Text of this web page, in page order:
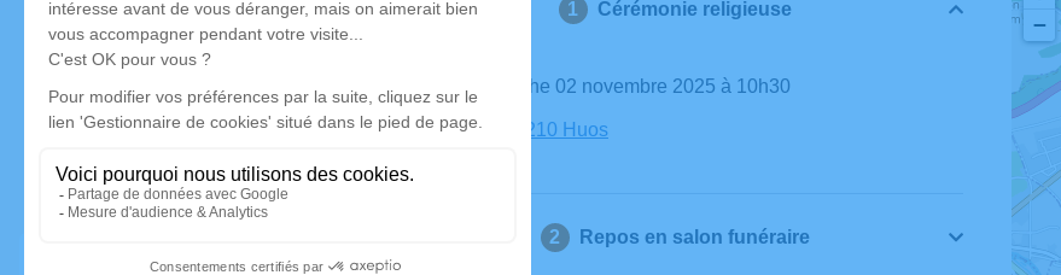
Cérémonie religieuse
Le dimanche 02 novembre 2025 à 10h30
Église, 31210 Huos
Repos en salon funéraire
−